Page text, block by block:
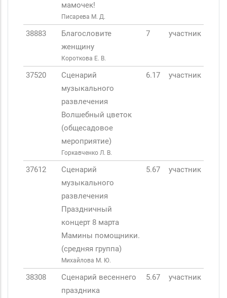
мамочек!
Писарева М. Д.
38883
Благословите
женщину
Короткова Е. В.
7 участник
37520
Сценарий
музыкального
развлечения
Волшебный цветок
(общесадовое
мероприятие)
Горкавченко Л. В.
6.17 участник
37612
Сценарий
музыкального
развлечения
Праздничный
концерт 8 марта
Мамины помощники.
(средняя группа)
Михайлова М. Ю.
5.67 участник
38308
Сценарий весеннего
праздника
5.67 участник